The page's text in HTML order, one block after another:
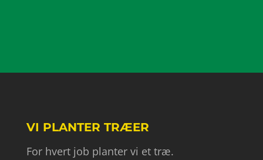
VI PLANTER TRÆER
For hvert job planter vi et træ.